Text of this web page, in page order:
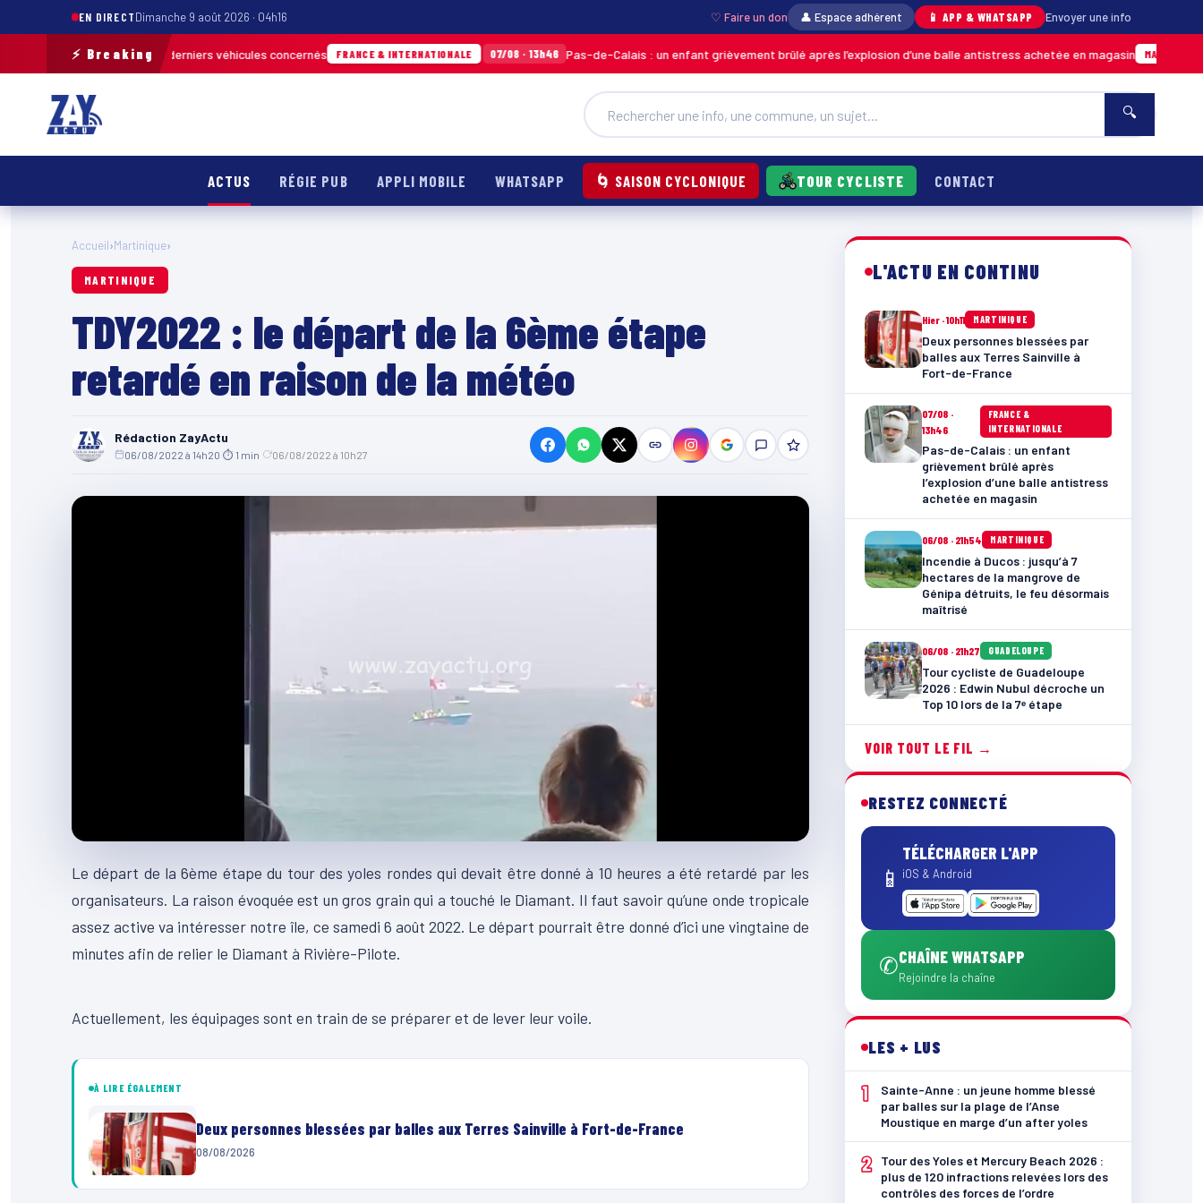
EN DIRECTDimanche 9 août 2026 · 04h16 ♡ Faire un don 👤 Espace adhérent 📱 APP & WHATSAPP Envoyer une info
⚡ Breaking
pour retrouver les derniers véhicules concernés FRANCE & INTERNATIONALE 07/08 · 13h46 Pas-de-Calais : un enfant grièvement brûlé après l’explosion d’une balle antistress achetée en magasin MARTINIQUE
🔍
ACTUS RÉGIE PUB APPLI MOBILE WHATSAPP 🌀 SAISON CYCLONIQUE TOUR CYCLISTE CONTACT
Accueil›Martinique›
MARTINIQUE
TDY2022 : le départ de la 6ème étape
retardé en raison de la météo
Rédaction ZayActu
06/08/2022 à 14h20 ⏱ 1 min 06/08/2022 à 10h27
Le départ de la 6ème étape du tour des yoles rondes qui devait être donné à 10 heures a été retardé par les
organisateurs. La raison évoquée est un gros grain qui a touché le Diamant. Il faut savoir qu’une onde tropicale
assez active va intéresser notre île, ce samedi 6 août 2022. Le départ pourrait être donné d’ici une vingtaine de
minutes afin de relier le Diamant à Rivière-Pilote.
vidéo
Actuellement, les équipages sont en train de se préparer et de lever leur voile.
À LIRE ÉGALEMENT
Deux personnes blessées par balles aux Terres Sainville à Fort-de-France
08/08/2026
L'ACTU EN CONTINU
Hier · 10h11 MARTINIQUE
Deux personnes blessées par
balles aux Terres Sainville à
Fort-de-France
07/08 ·
13h46
FRANCE &
INTERNATIONALE
Pas-de-Calais : un enfant
grièvement brûlé après
l’explosion d’une balle antistress
achetée en magasin
06/08 · 21h54 MARTINIQUE
Incendie à Ducos : jusqu’à 7
hectares de la mangrove de
Génipa détruits, le feu désormais
maîtrisé
06/08 · 21h27 GUADELOUPE
Tour cycliste de Guadeloupe
2026 : Edwin Nubul décroche un
Top 10 lors de la 7ᵉ étape
VOIR TOUT LE FIL →
RESTEZ CONNECTÉ
📱
TÉLÉCHARGER L'APP
iOS & Android
✆CHAÎNE WHATSAPP
Rejoindre la chaîne
LES + LUS
1
Sainte-Anne : un jeune homme blessé
par balles sur la plage de l’Anse
Moustique en marge d’un after yoles
2
Tour des Yoles et Mercury Beach 2026 :
plus de 120 infractions relevées lors des
contrôles des forces de l’ordre